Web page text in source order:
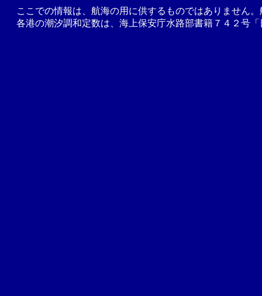
ここでの情報は、航海の用に供するものではありません
各港の潮汐調和定数は、海上保安庁水路部書籍７４２号